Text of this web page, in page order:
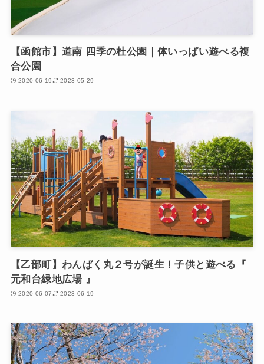
【函館市】道南 四季の杜公園｜体いっぱい遊べる複
合公園
2020-06-19 2023-05-29
【乙部町】わんぱく丸２号が誕生！子供と遊べる『
元和台緑地広場 』
2020-06-07 2023-06-19